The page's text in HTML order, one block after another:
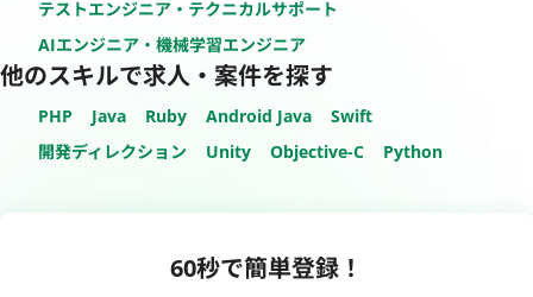
テストエンジニア・テクニカルサポート
AIエンジニア・機械学習エンジニア
他のスキルで求人・案件を探す
PHP Java Ruby Android Java
Swift
開発ディレクション
Unity Objective-C Python
60秒で簡単登録！